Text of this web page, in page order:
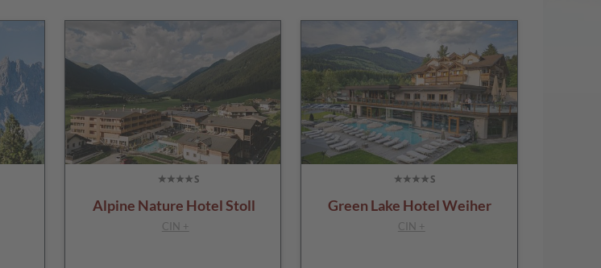
Alpine Nature Hotel Stoll
CIN +
Green Lake Hotel Weiher
CIN +